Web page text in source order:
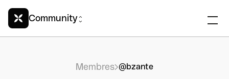
Community
Membres @bzante